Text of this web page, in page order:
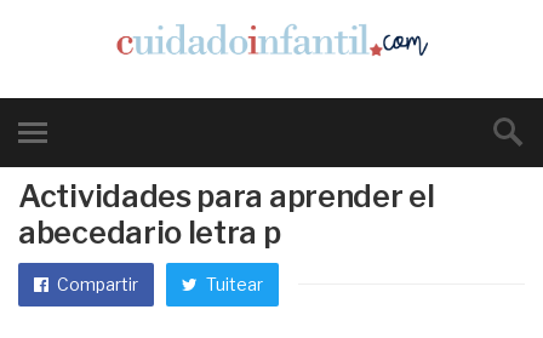
Actividades para aprender el
abecedario letra p
Compartir Tuitear